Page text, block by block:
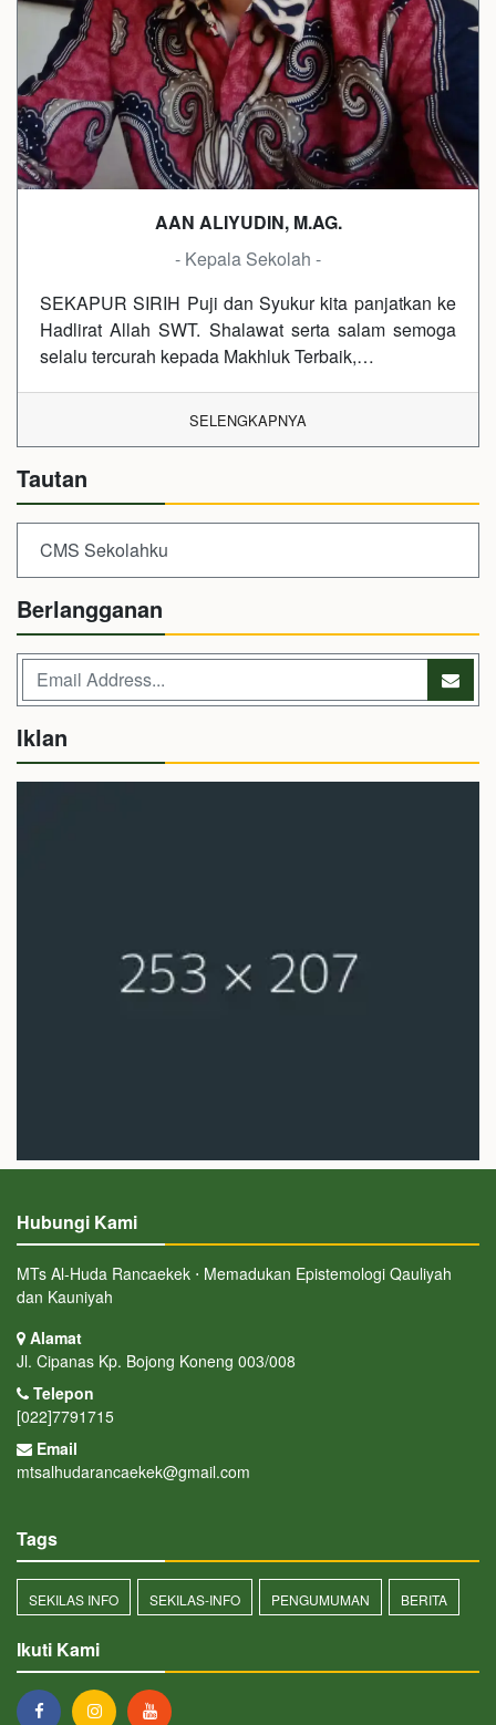
AAN ALIYUDIN, M.AG.
- Kepala Sekolah -
SEKAPUR SIRIH Puji dan Syukur kita panjatkan ke
Hadlirat Allah SWT. Shalawat serta salam semoga
selalu tercurah kepada Makhluk Terbaik,…
SELENGKAPNYA
Tautan
CMS Sekolahku
Berlangganan
Iklan
Hubungi Kami
MTs Al-Huda Rancaekek ⋅ Memadukan Epistemologi Qauliyah
dan Kauniyah
Alamat
Jl. Cipanas Kp. Bojong Koneng 003/008
Telepon
[022]7791715
Email
mtsalhudarancaekek@gmail.com
Tags
SEKILAS INFO SEKILAS-INFO PENGUMUMAN BERITA
Ikuti Kami